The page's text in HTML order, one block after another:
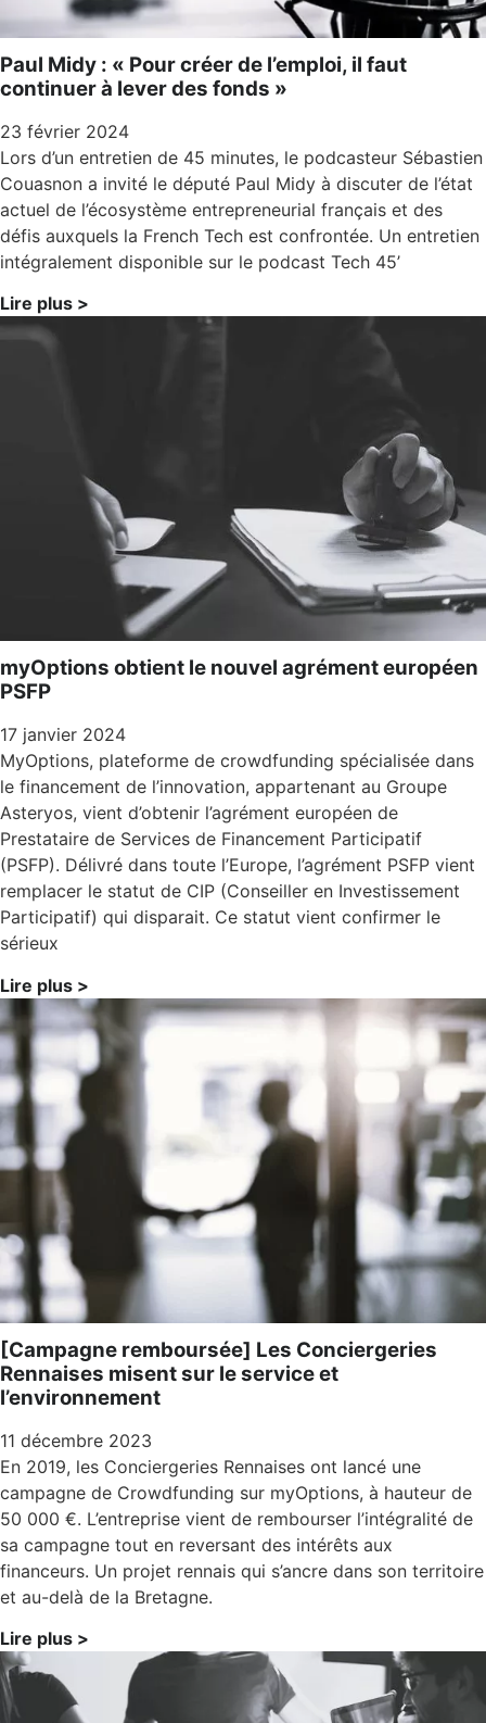
Paul Midy : « Pour créer de l’emploi, il faut
continuer à lever des fonds »
23 février 2024
Lors d’un entretien de 45 minutes, le podcasteur Sébastien
Couasnon a invité le député Paul Midy à discuter de l’état
actuel de l’écosystème entrepreneurial français et des
défis auxquels la French Tech est confrontée. Un entretien
intégralement disponible sur le podcast Tech 45’
Lire plus >
myOptions obtient le nouvel agrément européen
PSFP
17 janvier 2024
MyOptions, plateforme de crowdfunding spécialisée dans
le financement de l’innovation, appartenant au Groupe
Asteryos, vient d’obtenir l’agrément européen de
Prestataire de Services de Financement Participatif
(PSFP). Délivré dans toute l’Europe, l’agrément PSFP vient
remplacer le statut de CIP (Conseiller en Investissement
Participatif) qui disparait. Ce statut vient confirmer le
sérieux
Lire plus >
[Campagne remboursée] Les Conciergeries
Rennaises misent sur le service et
l’environnement
11 décembre 2023
En 2019, les Conciergeries Rennaises ont lancé une
campagne de Crowdfunding sur myOptions, à hauteur de
50 000 €. L’entreprise vient de rembourser l’intégralité de
sa campagne tout en reversant des intérêts aux
financeurs. Un projet rennais qui s’ancre dans son territoire
et au-delà de la Bretagne.
Lire plus >